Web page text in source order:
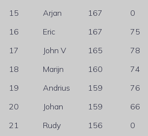
15
Arjan 167 0
16
Eric 167 75
17
John V 165 78
18
Marijn 160 74
19
Andrius 159 76
20
Johan 159 66
21
Rudy 156 0